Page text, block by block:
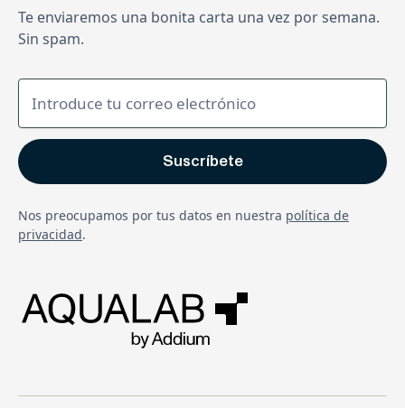
Te enviaremos una bonita carta una vez por semana.
Sin spam.
Nos preocupamos por tus datos en nuestra política de
privacidad.